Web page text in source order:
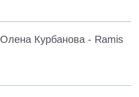
Курбанова - Ramis